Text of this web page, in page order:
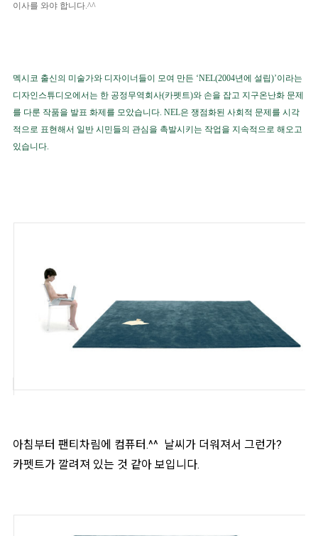
이사를 와야 합니다.^^
멕시코 출신의 미술가와 디자이너들이 모여 만든 ‘NEL(2004년에 설립)’이라는
디자인스튜디오에서는 한 공정무역회사(카펫트)와 손을 잡고 지구온난화 문제
를 다룬 작품을 발표 화제를 모았습니다. NEL은 쟁점화된 사회적 문제를 시각
적으로 표현해서 일반 시민들의 관심을 촉발시키는 작업을 지속적으로 해오고
있습니다.
아침부터 팬티차림에 컴퓨터.^^ 날씨가 더워져서 그런가?
카펫트가 깔려져 있는 것 같아 보입니다.